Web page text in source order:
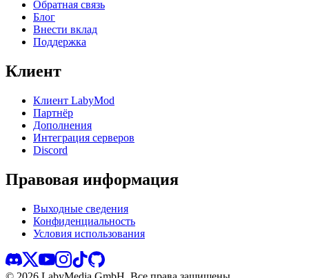
Обратная связь
Блог
Внести вклад
Поддержка
Клиент
Клиент LabyMod
Партнёр
Дополнения
Интеграция серверов
Discord
Правовая информация
Выходные сведения
Конфиденциальность
Условия использования